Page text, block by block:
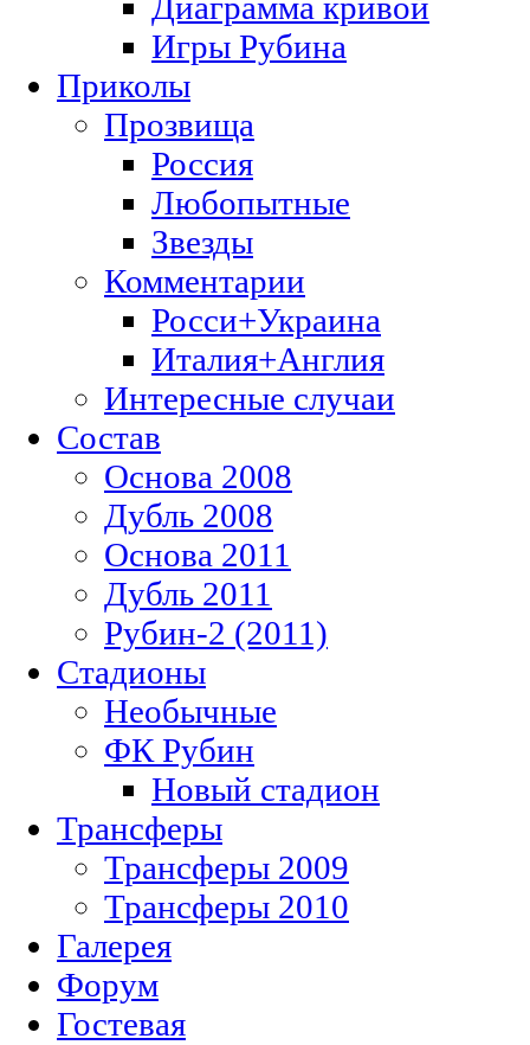
Игры Рубина
Приколы
Прозвища
Россия
Любопытные
Звезды
Комментарии
Росси+Украина
Италия+Англия
Интересные случаи
Состав
Основа 2008
Дубль 2008
Основа 2011
Дубль 2011
Рубин-2 (2011)
Стадионы
Необычные
ФК Рубин
Новый стадион
Трансферы
Трансферы 2009
Трансферы 2010
Галерея
Форум
Гостевая